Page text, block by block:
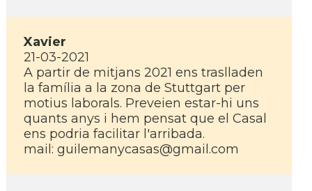
Xavier
21-03-2021
A partir de mitjans 2021 ens traslladen
la família a la zona de Stuttgart per
motius laborals. Preveien estar-hi uns
quants anys i hem pensat que el Casal
ens podria facilitar l'arribada.
mail: guilemanycasas@gmail.com